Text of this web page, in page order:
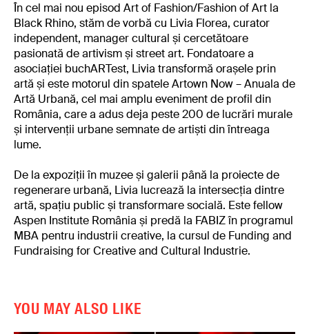
În cel mai nou episod Art of Fashion/Fashion of Art la
Black Rhino, stăm de vorbă cu Livia Florea, curator
independent, manager cultural și cercetătoare
pasionată de artivism și street art. Fondatoare a
asociației buchARTest, Livia transformă orașele prin
artă și este motorul din spatele Artown Now – Anuala de
Artă Urbană, cel mai amplu eveniment de profil din
România, care a adus deja peste 200 de lucrări murale
și intervenții urbane semnate de artiști din întreaga
lume.
De la expoziții în muzee și galerii până la proiecte de
regenerare urbană, Livia lucrează la intersecția dintre
artă, spațiu public și transformare socială. Este fellow
Aspen Institute România și predă la FABIZ în programul
MBA pentru industrii creative, la cursul de Funding and
Fundraising for Creative and Cultural Industrie.
YOU MAY ALSO LIKE